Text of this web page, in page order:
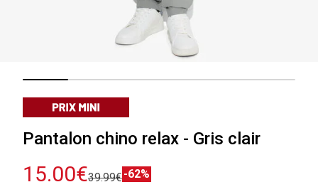
Pantalon chino relax - Gris clair
15.00€39.99€-62%